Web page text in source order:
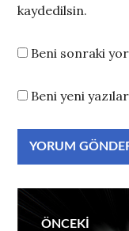
kaydedilsin.
Beni sonraki
Beni yeni
Yazı
ÖNCEKI